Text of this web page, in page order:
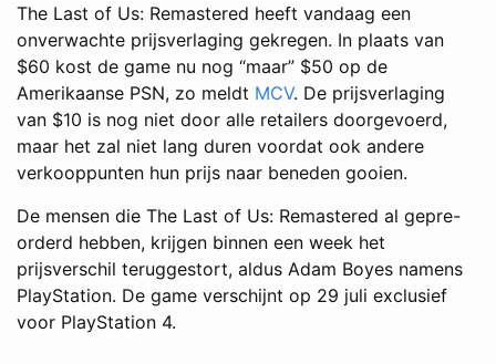
The Last of Us: Remastered heeft vandaag een
onverwachte prijsverlaging gekregen. In plaats van
$60 kost de game nu nog “maar” $50 op de
Amerikaanse PSN, zo meldt MCV. De prijsverlaging
van $10 is nog niet door alle retailers doorgevoerd,
maar het zal niet lang duren voordat ook andere
verkooppunten hun prijs naar beneden gooien.
De mensen die The Last of Us: Remastered al gepre-
orderd hebben, krijgen binnen een week het
prijsverschil teruggestort, aldus Adam Boyes namens
PlayStation. De game verschijnt op 29 juli exclusief
voor PlayStation 4.